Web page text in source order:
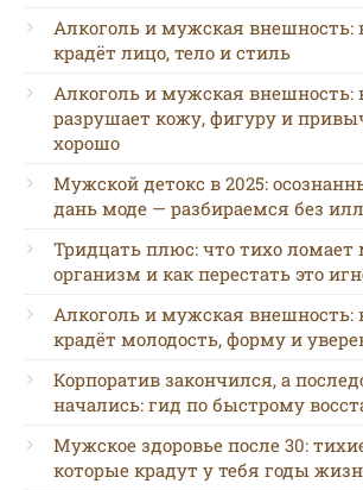
Алкоголь и мужская внешность:
крадёт лицо, тело и стиль
Алкоголь и мужская внешность:
разрушает кожу, фигуру и
хорошо
Мужской детокс в 2025:
дань моде — разбираемся без
Тридцать плюс: что тихо
организм и как перестать это
Алкоголь и мужская внешность:
крадёт молодость, форму и
Корпоратив закончился, а
начались: гид по быстрому
Мужское здоровье после 30:
которые крадут у тебя годы